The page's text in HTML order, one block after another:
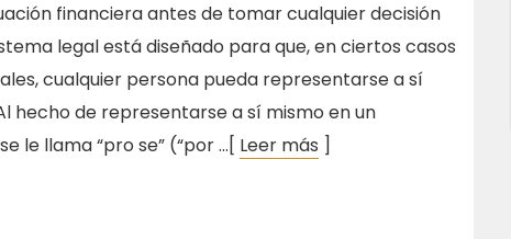
financiera antes de tomar cualquier decisión
legal está diseñado para que, en ciertos casos
cualquier persona pueda representarse a sí
hecho de representarse a sí mismo en un
le llama “pro se” (“por …[ Leer más ]